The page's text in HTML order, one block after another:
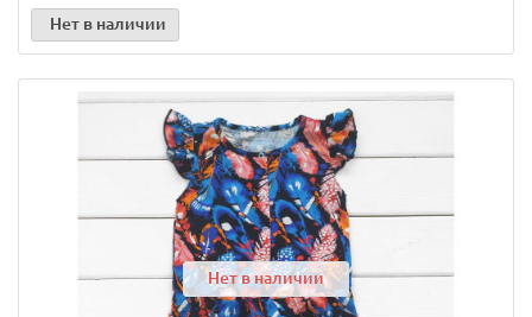
Нет в наличии
Нет в наличии